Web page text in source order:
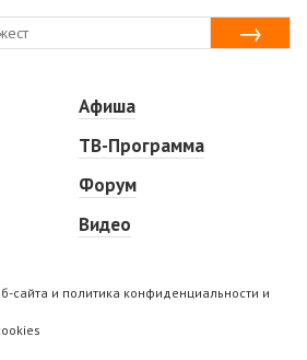
Афиша
ТВ-Программа
Форум
Видео
сайта и политика конфиденциальности и